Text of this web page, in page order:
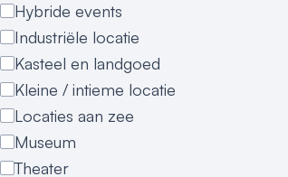
Hybride events
Industriële locatie
Kasteel en landgoed
Kleine / intieme locatie
Locaties aan zee
Museum
Theater